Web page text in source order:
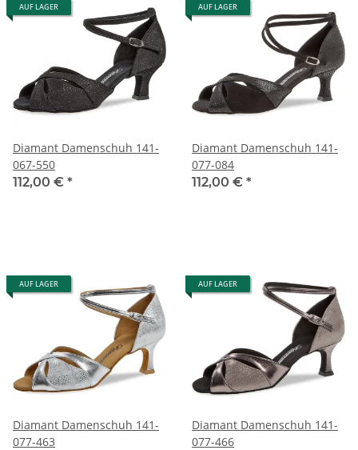
AUF LAGER
Diamant Damenschuh 141-
067-550
112,00 € *
AUF LAGER
Diamant Damenschuh 141-
077-084
112,00 € *
AUF LAGER
Diamant Damenschuh 141-
077-463
AUF LAGER
Diamant Damenschuh 141-
077-466